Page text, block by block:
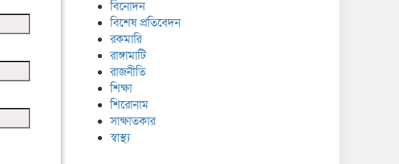
বিনোদন
বিশেষ প্রতিবেদন
রকমারি
রাঙ্গামাটি
রাজনীতি
শিক্ষা
শিরোনাম
সাক্ষাতকার
স্বাস্থ্য